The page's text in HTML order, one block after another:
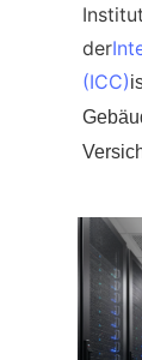
der
(ICC)